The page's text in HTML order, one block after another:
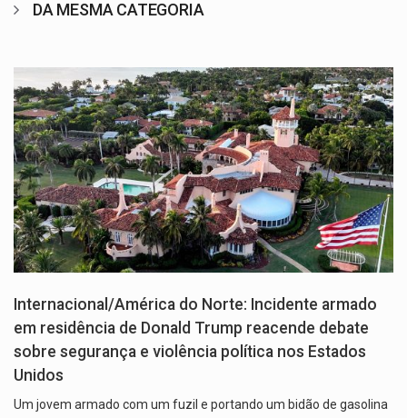
DA MESMA CATEGORIA
Internacional/América do Norte: Incidente armado
em residência de Donald Trump reacende debate
sobre segurança e violência política nos Estados
Unidos
Um jovem armado com um fuzil e portando um bidão de gasolina